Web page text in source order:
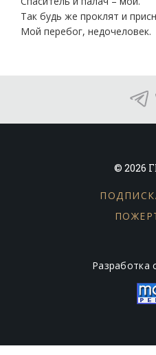
Так будь же проклят и
Мой перебог, недочеловек.
© 2026
Разработка